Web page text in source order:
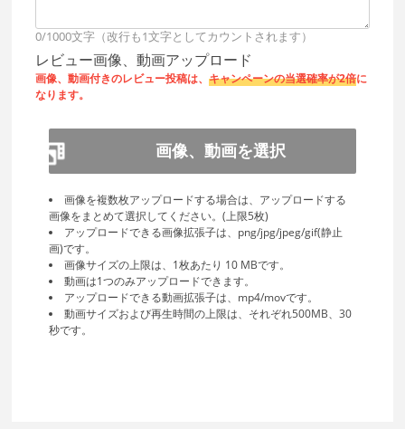
0/1000文字（改行も1文字としてカウントされます）
レビュー画像、動画アップロード
画像、動画付きのレビュー投稿は、 キャンペーンの当選確率が2倍に
なります。
画像、動画を選択
画像を複数枚アップロードする場合は、アップロードする
画像をまとめて選択してください。(上限5枚)
アップロードできる画像拡張子は、png/jpg/jpeg/gif(静止
画)です。
画像サイズの上限は、1枚あたり 10 MBです。
動画は1つのみアップロードできます。
アップロードできる動画拡張子は、mp4/movです。
動画サイズおよび再生時間の上限は、それぞれ500MB、30
秒です。